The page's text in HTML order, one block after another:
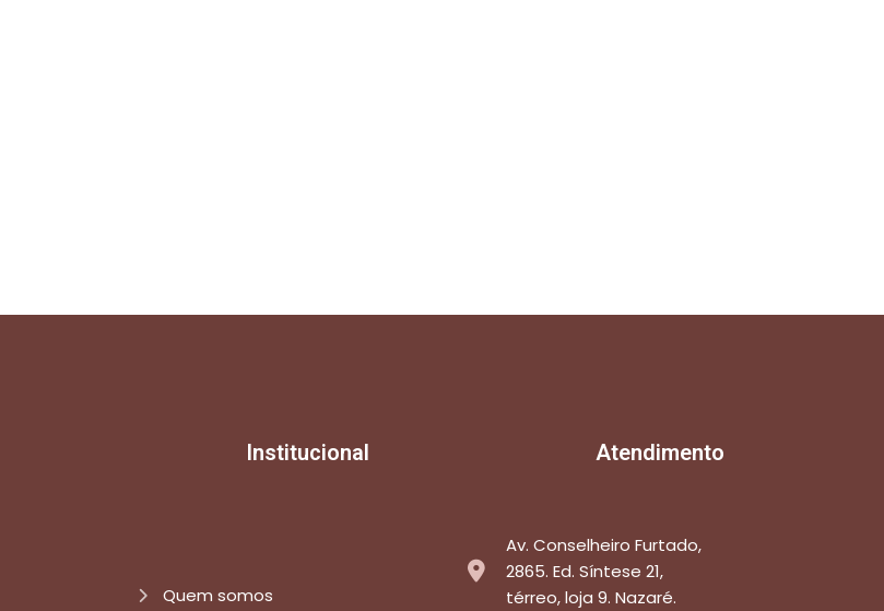
Institucional Atendimento
Quem somos
Av. Conselheiro Furtado,
2865. Ed. Síntese 21,
térreo, loja 9. Nazaré.